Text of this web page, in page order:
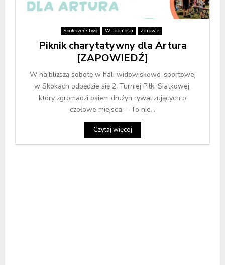
Społeczeństwo Wiadomości Zdrowie
Piknik charytatywny dla Artura
[ZAPOWIEDŹ]
W najbliższą sobotę w hali widowiskowo-sportowej
w Skokach odbędzie się 2. Turniej Piłki Siatkowej,
który zgromadzi osiem drużyn rywalizujących o
czołowe miejsca. – To nie...
Czytaj więcej